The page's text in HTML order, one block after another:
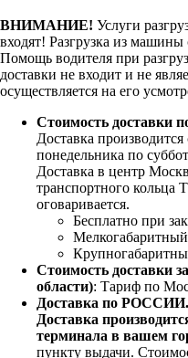
ВНИМАНИЕ! Услуги
входят! Разгрузка из машины
Помощь водителя при
доставки не входит и не
осуществляется на его
Стоимость доставки
Доставка
понедельника по
Доставка в центр
транспортного кольца
оговаривается.
Бесплатно при
Стоимость доставки
области): Тариф по
Доставка по РОССИИ.
Доставка
терминала в вашем
пункту выдачи.